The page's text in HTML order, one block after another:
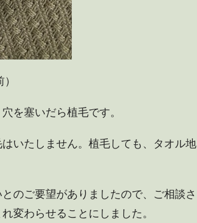
を塞いだら植毛です。
いたしません。植毛しても、タオル地
のご要望がありましたので、ご相談さ
変わらせることにしました。